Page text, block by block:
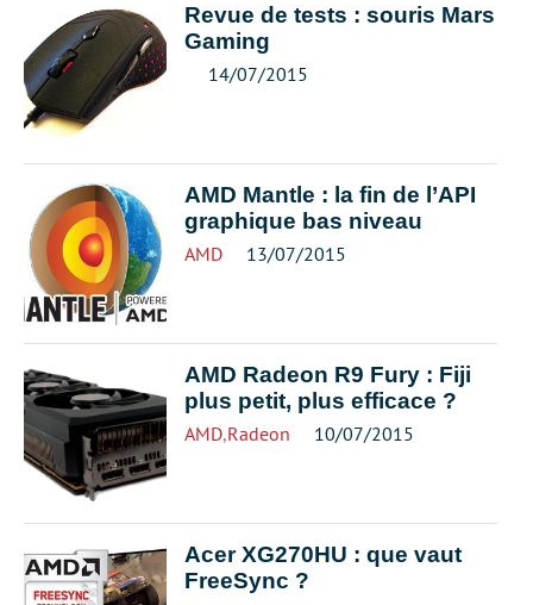
Revue de tests : souris Mars
Gaming
14/07/2015
AMD Mantle : la fin de l’API
graphique bas niveau
AMD 13/07/2015
AMD Radeon R9 Fury : Fiji
plus petit, plus efficace ?
AMD,Radeon 10/07/2015
Acer XG270HU : que vaut
FreeSync ?